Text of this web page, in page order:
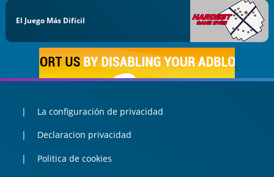
El Juego Más Difícil
La configuración de privacidad
Declaracion privacidad
Politica de cookies